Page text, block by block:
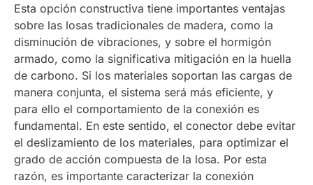
Esta opción constructiva tiene importantes ventajas
sobre las losas tradicionales de madera, ­como la
disminución de vibraciones, y sobre el hormigón
armado, como la significativa mitigación en la huella
de carbono. Si los materiales soportan las cargas de
manera conjunta, el sistema será más eficiente, y
para ello el comportamiento de la conexión es
fundamental. En este sentido, el conector debe evitar
el deslizamiento de los materiales, para optimizar el
grado de acción compuesta de la losa. Por esta
razón, es importante caracterizar la conexión